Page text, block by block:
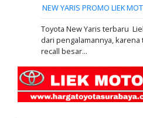
NEW YARIS PROMO LIEK
Toyota New Yaris terbaru
dari pengalamannya,
recall besar...